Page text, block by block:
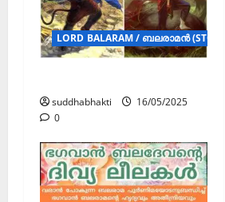
LORD BALARAM / ബലരാമൻ (STORY)
suddhabhakti
16/05/2025
0